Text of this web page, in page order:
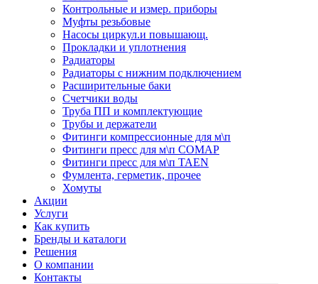
Контрольные и измер. приборы
Муфты резьбовые
Насосы циркул.и повышающ.
Прокладки и уплотнения
Радиаторы
Радиаторы с нижним подключением
Расширительные баки
Счетчики воды
Труба ПП и комплектующие
Трубы и держатели
Фитинги компрессионные для м\п
Фитинги пресс для м\п COMAP
Фитинги пресс для м\п TAEN
Фумлента, герметик, прочее
Хомуты
Акции
Услуги
Как купить
Бренды и каталоги
Решения
О компании
Контакты